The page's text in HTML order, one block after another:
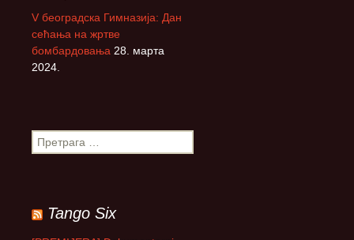
V београдска Гимназија: Дан
сећања на жртве
бомбардовања 28. марта
2024.
П
р
а
Tango Six